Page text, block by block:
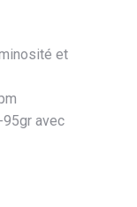
et
avec